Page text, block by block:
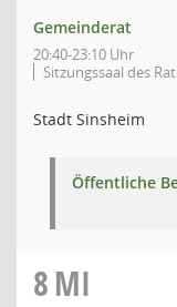
Gemeinderat
20:40-23:10 Uhr
Sitzungssaal des
Stadt Sinsheim
Öffentliche
8MI